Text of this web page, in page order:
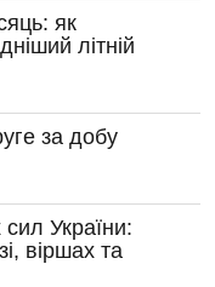
як
літній
за добу
України:
віршах та